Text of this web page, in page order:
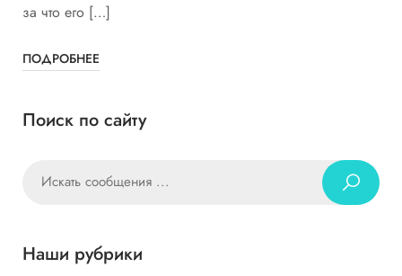
за что его […]
ПОДРОБНЕЕ
Поиск по сайту
Наши рубрики